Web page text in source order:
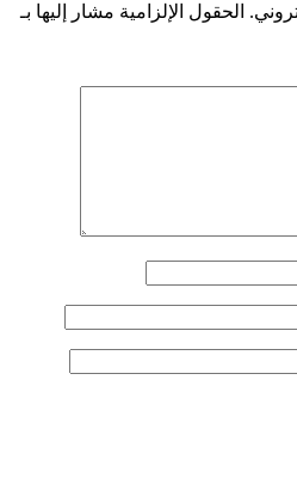
الحقول الإلزامية مشار إليها بـ